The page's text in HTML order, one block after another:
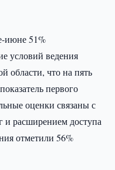
июне 51%
условий ведения
области, что на пять
первого
оценки связаны с
и расширением доступа
отметили 56%